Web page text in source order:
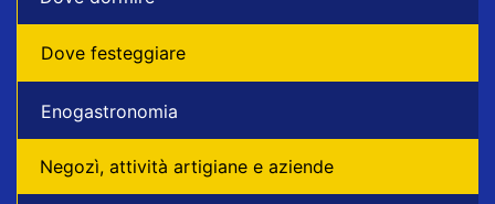
Dove festeggiare
Enogastronomia
Negozì, attività artigiane e aziende